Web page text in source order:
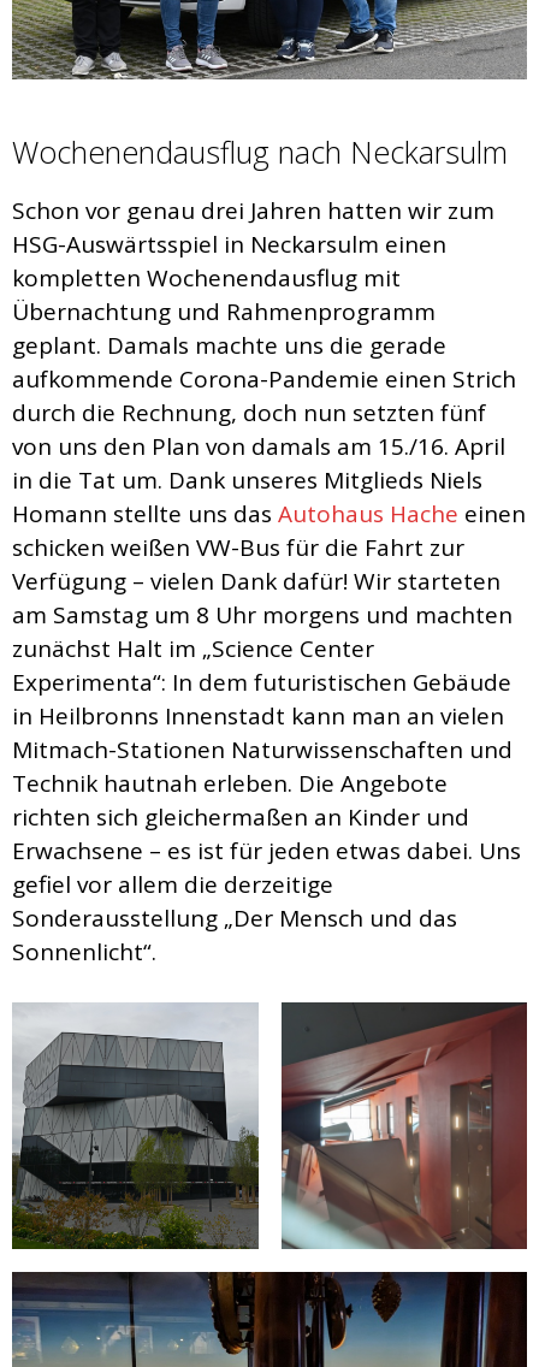
Wochenendausflug nach Neckarsulm
Schon vor genau drei Jahren hatten wir zum
HSG-Auswärtsspiel in Neckarsulm einen
kompletten Wochenendausflug mit
Übernachtung und Rahmenprogramm
geplant. Damals machte uns die gerade
aufkommende Corona-Pandemie einen Strich
durch die Rechnung, doch nun setzten fünf
von uns den Plan von damals am 15./16. April
in die Tat um. Dank unseres Mitglieds Niels
Homann stellte uns das Autohaus Hache einen
schicken weißen VW-Bus für die Fahrt zur
Verfügung – vielen Dank dafür! Wir starteten
am Samstag um 8 Uhr morgens und machten
zunächst Halt im „Science Center
Experimenta“: In dem futuristischen Gebäude
in Heilbronns Innenstadt kann man an vielen
Mitmach-Stationen Naturwissenschaften und
Technik hautnah erleben. Die Angebote
richten sich gleichermaßen an Kinder und
Erwachsene – es ist für jeden etwas dabei. Uns
gefiel vor allem die derzeitige
Sonderausstellung „Der Mensch und das
Sonnenlicht“.